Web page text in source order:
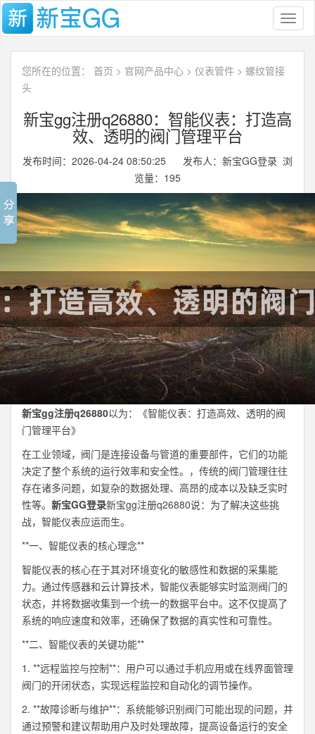
您所在的位置： 首页 > 官网产品中心 > 仪表管件 > 螺纹管接
头
新宝gg注册q26880：智能仪表：打造高
效、透明的阀门管理平台
发布时间：2026-04-24 08:50:25 发布人：新宝GG登录 浏
览量： 195
新宝gg注册q26880以为：《智能仪表：打造高效、透明的阀
门管理平台》
在工业领域，阀门是连接设备与管道的重要部件，它们的功能
决定了整个系统的运行效率和安全性。，传统的阀门管理往往
存在诸多问题，如复杂的数据处理、高昂的成本以及缺乏实时
性等。 新宝GG登录新宝gg注册q26880说：为了解决这些挑
战，智能仪表应运而生。
**一、智能仪表的核心理念**
智能仪表的核心在于其对环境变化的敏感性和数据的采集能
力。通过传感器和云计算技术，智能仪表能够实时监测阀门的
状态，并将数据收集到一个统一的数据平台中。这不仅提高了
系统的响应速度和效率，还确保了数据的真实性和可靠性。
**二、智能仪表的关键功能**
1. **远程监控与控制**：用户可以通过手机应用或在线界面管理
阀门的开闭状态，实现远程监控和自动化的调节操作。
2. **故障诊断与维护**：系统能够识别阀门可能出现的问题，并
通过预警和建议帮助用户及时处理故障，提高设备运行的安全